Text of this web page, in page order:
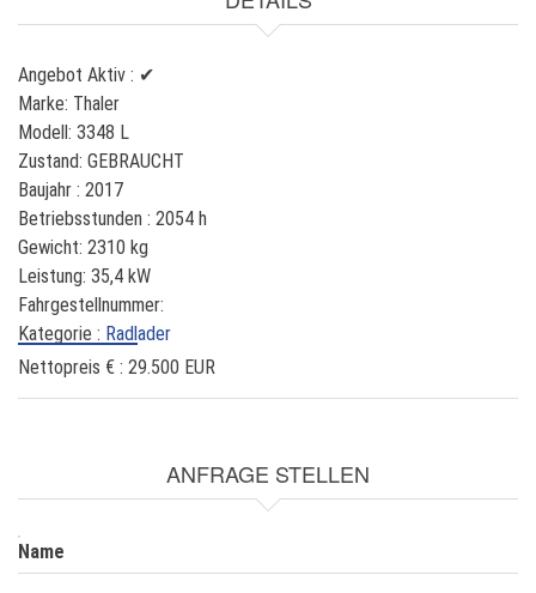
Angebot Aktiv : ✔
Marke: Thaler
Modell: 3348 L
Zustand: GEBRAUCHT
Baujahr : 2017
Betriebsstunden : 2054 h
Gewicht: 2310 kg
Leistung: 35,4 kW
Fahrgestellnummer:
Kategorie : Radlader
Nettopreis € : 29.500 EUR
ANFRAGE STELLEN
NAME
Name